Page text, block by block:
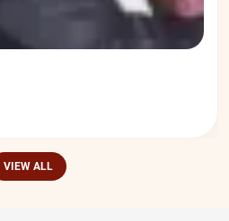
VIEW ALL